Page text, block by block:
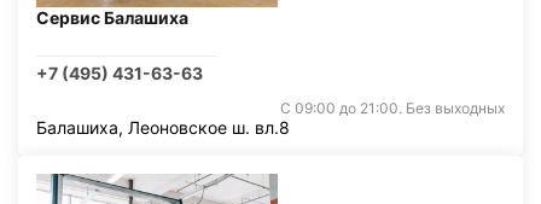
Сервис Балашиха
+7 (495) 431-63-63
С 09:00 до 21:00. Без выходных
Балашиха, Леоновское ш. вл.8